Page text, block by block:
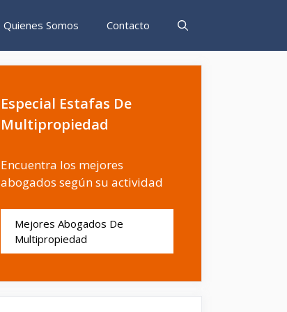
Quienes Somos Contacto
Especial Estafas De
Multipropiedad
Encuentra los mejores
abogados según su actividad
Mejores Abogados De
Multipropiedad